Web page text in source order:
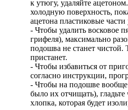
к утюгу, удаляйте
холодную поверхность,
ацетона пластиковые
- Чтобы удалить восковое
грифеля), максимально
подошва не станет чистой.
пристанет.
- Чтобы избавиться от
согласно инструкции,
- Чтобы на подошве
было их отчищать),
хлопка, которая будет